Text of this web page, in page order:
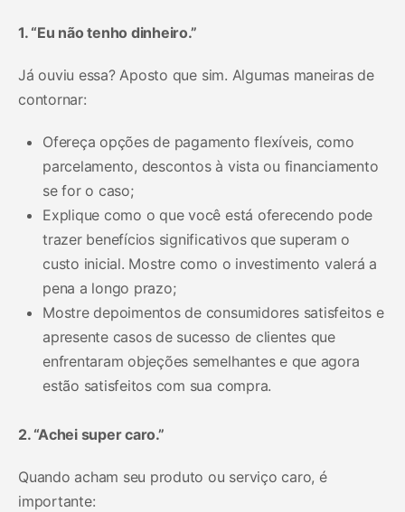
1. “Eu não tenho dinheiro.”
Já ouviu essa? Aposto que sim. Algumas maneiras de
contornar:
Ofereça opções de pagamento flexíveis, como
parcelamento, descontos à vista ou financiamento
se for o caso;
Explique como o que você está oferecendo pode
trazer benefícios significativos que superam o
custo inicial. Mostre como o investimento valerá a
pena a longo prazo;
Mostre depoimentos de consumidores satisfeitos e
apresente casos de sucesso de clientes que
enfrentaram objeções semelhantes e que agora
estão satisfeitos com sua compra.
2. “Achei super caro.”
Quando acham seu produto ou serviço caro, é
importante: